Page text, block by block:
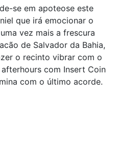
se em apoteose este
que irá emocionar o
vez mais a frescura
de Salvador da Bahia,
o recinto vibrar com o
com Insert Coin
com o último acorde.